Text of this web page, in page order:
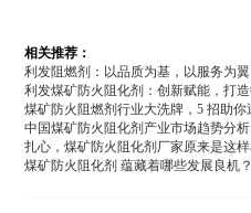
相关推荐：
利发阻燃剂：以品质为基，以服务为
利发煤矿防火阻化剂：创新赋能，打
煤矿防火阻燃剂行业大洗牌，5 招助你
中国煤矿防火阻化剂产业市场趋势分
扎心，煤矿防火阻化剂厂家原来是这
煤矿防火阻化剂 蕴藏着哪些发展良机